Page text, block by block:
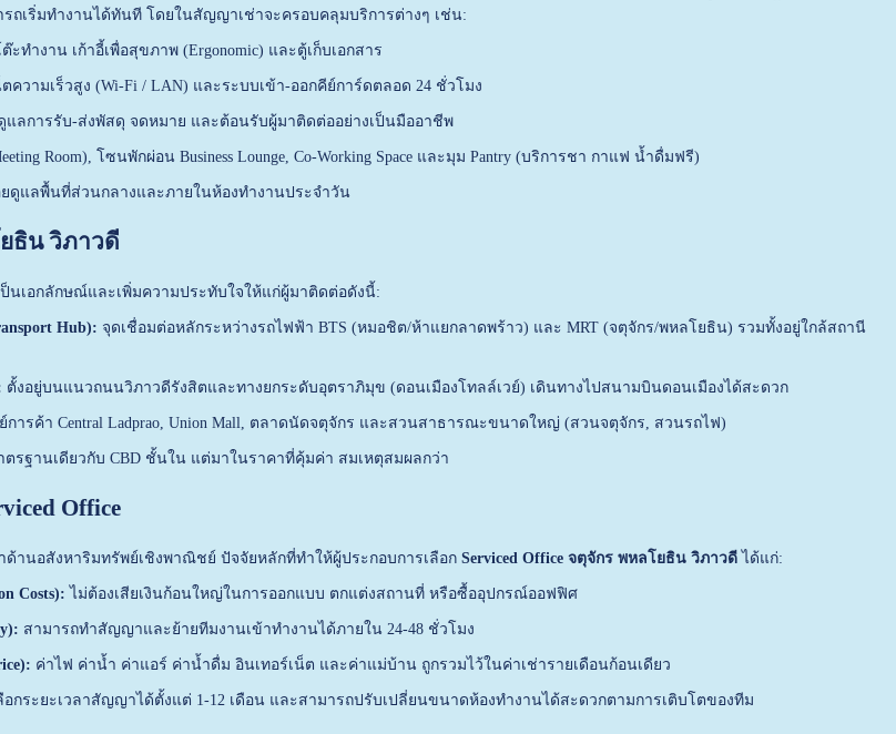
ถเริ่มทำงานได้ทันที โดยในสัญญาเช่าจะครอบคลุมบริการต่างๆ เช่น:
ต๊ะทำงาน เก้าอี้เพื่อสุขภาพ (Ergonomic) และตู้เก็บเอกสาร
ตความเร็วสูง (Wi-Fi / LAN) และระบบเข้า-ออกคีย์การ์ดตลอด 24 ชั่วโมง
แลการรับ-ส่งพัสดุ จดหมาย และต้อนรับผู้มาติดต่ออย่างเป็นมืออาชีพ
Room), โซนพักผ่อน Business Lounge, Co-Working Space และมุม Pantry (บริการชา กาแฟ น้ำดื่มฟรี)
ดูแลพื้นที่ส่วนกลางและภายในห้องทำงานประจำวัน
ธิน วิภาวดี
นเอกลักษณ์และเพิ่มความประทับใจให้แก่ผู้มาติดต่อดังนี้:
Hub): จุดเชื่อมต่อหลักระหว่างรถไฟฟ้า BTS (หมอชิต/ห้าแยกลาดพร้าว) และ MRT (จตุจักร/พหลโยธิน) รวมทั้งอยู่ใกล้สถานี
ตั้งอยู่บนแนวถนนวิภาวดีรังสิตและทางยกระดับอุตราภิมุข (ดอนเมืองโทลล์เวย์) เดินทางไปสนามบินดอนเมืองได้สะดวก
การค้า Central Ladprao, Union Mall, ตลาดนัดจตุจักร และสวนสาธารณะขนาดใหญ่ (สวนจตุจักร, สวนรถไฟ)
รฐานเดียวกับ CBD ชั้นใน แต่มาในราคาที่คุ้มค่า สมเหตุสมผลกว่า
Office
านอสังหาริมทรัพย์เชิงพาณิชย์ ปัจจัยหลักที่ทำให้ผู้ประกอบการเลือก Serviced Office จตุจักร พหลโยธิน วิภาวดีได้แก่:
Costs): ไม่ต้องเสียเงินก้อนใหญ่ในการออกแบบ ตกแต่งสถานที่ หรือซื้ออุปกรณ์ออฟฟิศ
สามารถทำสัญญาและย้ายทีมงานเข้าทำงานได้ภายใน 24-48 ชั่วโมง
ค่าไฟ ค่าน้ำ ค่าแอร์ ค่าน้ำดื่ม อินเทอร์เน็ต และค่าแม่บ้าน ถูกรวมไว้ในค่าเช่ารายเดือนก้อนเดียว
อกระยะเวลาสัญญาได้ตั้งแต่ 1-12 เดือน และสามารถปรับเปลี่ยนขนาดห้องทำงานได้สะดวกตามการเติบโตของทีม